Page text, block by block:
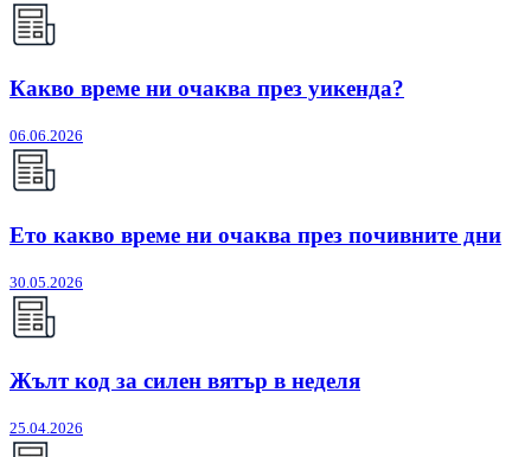
Какво време ни очаква през уикенда?
06.06.2026
Ето какво време ни очаква през почивните дни
30.05.2026
Жълт код за силен вятър в неделя
25.04.2026